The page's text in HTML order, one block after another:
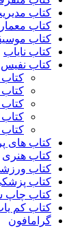
کتاب
کتاب
کتاب
کتاب نایاب
کتاب نفیس
کتاب های
کتاب هنری
کتاب
کتاب
کتاب چاپ
کتاب کم
گرامافون